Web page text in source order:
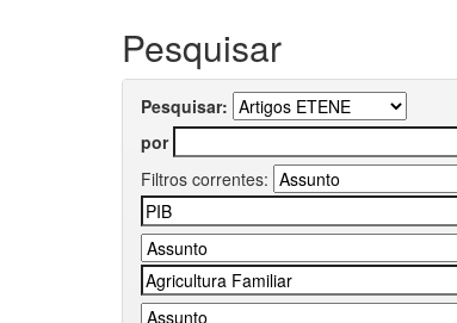
Pesquisar
Pesquisar:
por
Filtros correntes: